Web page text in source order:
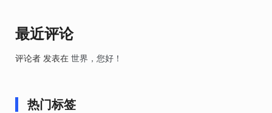
最近评论
评论者 发表在 世界，您好！
热门标签